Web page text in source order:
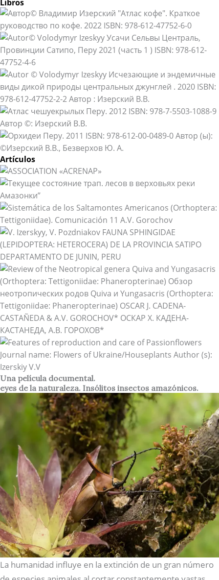
Libros
Artículos
Una película documental.
eyes de la naturaleza. Insólitos insectos amazónicos.
La humanidad influye en la extinción de un gran número